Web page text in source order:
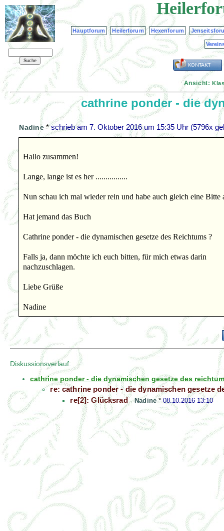
Hauptforum Heilerforum Hexenforum
Ansicht:
cathrine ponder - die
Nadine *schrieb am7. Oktober 2016 um 15:35 Uhr (5796x
Hallo zusammen!
Lange, lange ist es her ................
Nun schau ich mal wieder rein und habe auch gleich eine Bitte
Hat jemand das Buch
Cathrine ponder - die dynamischen gesetze des Reichtums ?
Falls ja, dann möchte ich euch bitten, für mich etwas darin
nachzuschlagen.
Liebe Grüße
Nadine
Diskussionsverlauf:
cathrine ponder - die dynamischen gesetze des
re: cathrine ponder - die dynamischen gesetze
re[2]: Glücksrad -Nadine*08.10.2016 13:10